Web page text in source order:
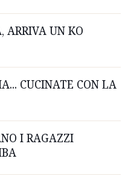
ARRIVA UN KO
CUCINATE CON LA
I RAGAZZI